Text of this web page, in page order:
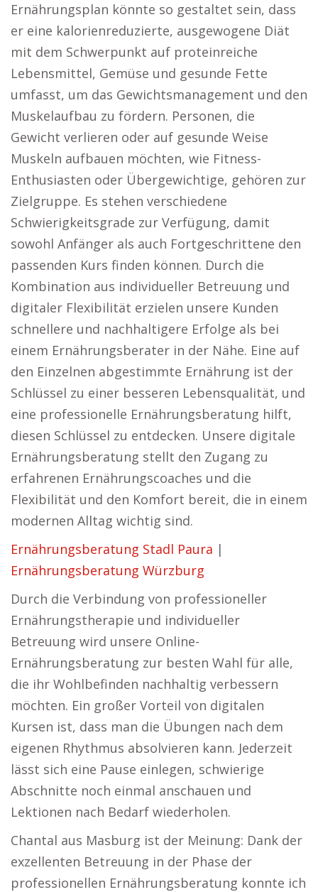
Ernährungsplan könnte so gestaltet sein, dass
er eine kalorienreduzierte, ausgewogene Diät
mit dem Schwerpunkt auf proteinreiche
Lebensmittel, Gemüse und gesunde Fette
umfasst, um das Gewichtsmanagement und den
Muskelaufbau zu fördern. Personen, die
Gewicht verlieren oder auf gesunde Weise
Muskeln aufbauen möchten, wie Fitness-
Enthusiasten oder Übergewichtige, gehören zur
Zielgruppe. Es stehen verschiedene
Schwierigkeitsgrade zur Verfügung, damit
sowohl Anfänger als auch Fortgeschrittene den
passenden Kurs finden können. Durch die
Kombination aus individueller Betreuung und
digitaler Flexibilität erzielen unsere Kunden
schnellere und nachhaltigere Erfolge als bei
einem Ernährungsberater in der Nähe. Eine auf
den Einzelnen abgestimmte Ernährung ist der
Schlüssel zu einer besseren Lebensqualität, und
eine professionelle Ernährungsberatung hilft,
diesen Schlüssel zu entdecken. Unsere digitale
Ernährungsberatung stellt den Zugang zu
erfahrenen Ernährungscoaches und die
Flexibilität und den Komfort bereit, die in einem
modernen Alltag wichtig sind.
Ernährungsberatung Stadl Paura |
Ernährungsberatung Würzburg
Durch die Verbindung von professioneller
Ernährungstherapie und individueller
Betreuung wird unsere Online-
Ernährungsberatung zur besten Wahl für alle,
die ihr Wohlbefinden nachhaltig verbessern
möchten. Ein großer Vorteil von digitalen
Kursen ist, dass man die Übungen nach dem
eigenen Rhythmus absolvieren kann. Jederzeit
lässt sich eine Pause einlegen, schwierige
Abschnitte noch einmal anschauen und
Lektionen nach Bedarf wiederholen.
Chantal aus Masburg ist der Meinung: Dank der
exzellenten Betreuung in der Phase der
professionellen Ernährungsberatung konnte ich